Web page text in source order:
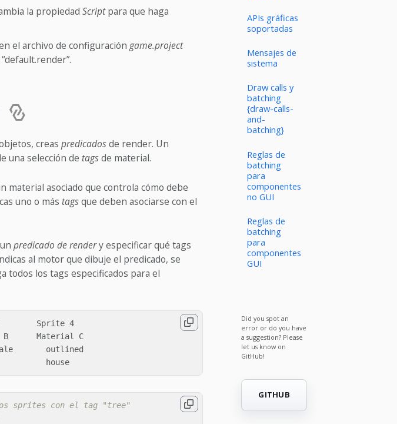
la propiedad Scriptpara que haga
el archivo de configuración game.project
creas predicadosde render. Un
una selección de tagsde material.
material asociado que controla cómo debe
uno o más tagsque deben asociarse con el
predicado de rendery especificar qué tags
al motor que dibuje el predicado, se
todos los tags especificados para el
Sprite 4
Material C
outlined
  tree            tree            tree            house
sprites con el tag "tree"
APIs gráficas
soportadas
Mensajes de
sistema
Draw calls y
batching
{draw-calls-
and-
batching}
Reglas de
batching
para
componentes
no GUI
Reglas de
batching
para
componentes
GUI
Did you spot an
error or do you have
a suggestion? Please
let us know on
GitHub!
GITHUB